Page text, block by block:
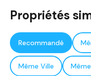
Propriétés
Recommandé
Même Ville